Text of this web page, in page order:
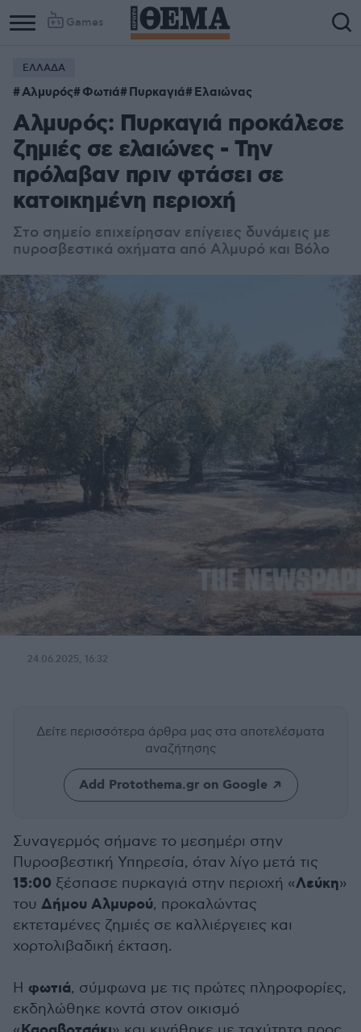
Games
ΕΛΛΑΔΑ
Αλμυρός Φωτιά Πυρκαγιά Ελαιώνας
Αλμυρός: Πυρκαγιά προκάλεσε
ζημιές σε ελαιώνες - Την
πρόλαβαν πριν φτάσει σε
κατοικημένη περιοχή
Στο σημείο επιχείρησαν επίγειες δυνάμεις με
πυροσβεστικά οχήματα από Αλμυρό και Βόλο
24.06.2025, 16:32
Δείτε περισσότερα άρθρα μας στα αποτελέσματα
αναζήτησης
Add Protothema.gr on Google
Συναγερμός σήμανε το μεσημέρι στην
Πυροσβεστική Υπηρεσία, όταν λίγο μετά τις
15:00 ξέσπασε πυρκαγιά στην περιοχή «Λεύκη»
του Δήμου Αλμυρού, προκαλώντας
εκτεταμένες ζημιές σε καλλιέργειες και
χορτολιβαδική έκταση.
Η φωτιά, σύμφωνα με τις πρώτες πληροφορίες,
εκδηλώθηκε κοντά στον οικισμό